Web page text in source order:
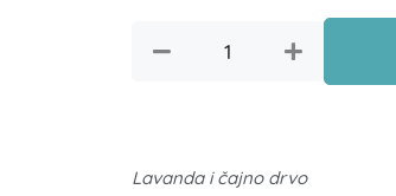
osobe
Lavanda i čajno drvo